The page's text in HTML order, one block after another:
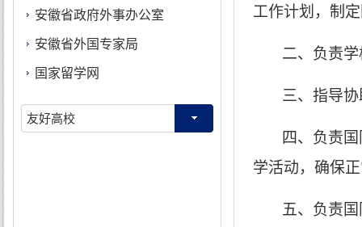
安徽省政府外事办公室
安徽省外国专家局
国家留学网
友好高校
工作计划，制
二、负责
三、指导
四、负责
学活动，确保
五、负责